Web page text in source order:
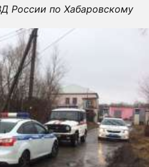
России по Хабаровскому